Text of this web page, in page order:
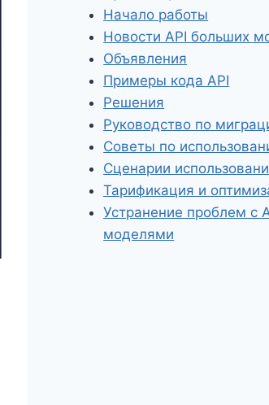
Начало работы
Новости API больших
Объявления
Примеры кода API
Решения
Руководство по
Советы по
Сценарии
Тарификация и
Устранение проблем с
моделями